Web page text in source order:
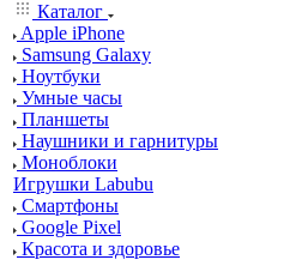
Каталог
Apple iPhone
Samsung Galaxy
Ноутбуки
Умные часы
Планшеты
Наушники и гарнитуры
Моноблоки
Игрушки Labubu
Смартфоны
Google Pixel
Красота и здоровье